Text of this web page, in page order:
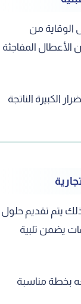
الوقاية من
المفاجئة
الكبيرة الناتجة
يتم تقديم حلول
يضمن تلبية
بخطة مناسبة